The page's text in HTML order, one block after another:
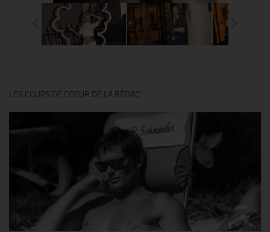
LES COUPS DE COEUR DE LA RÉDAC’